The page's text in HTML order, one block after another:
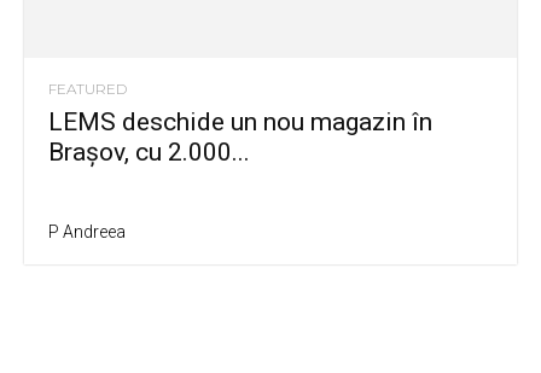
FEATURED
LEMS deschide un nou magazin în
Brașov, cu 2.000...
P Andreea